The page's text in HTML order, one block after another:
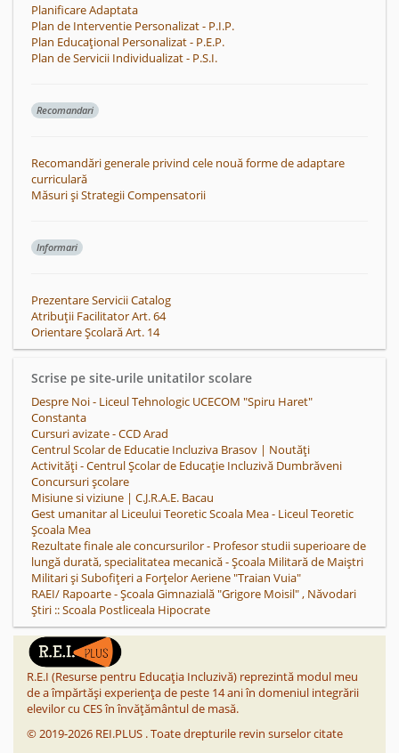
Planificare Adaptata
Plan de Interventie Personalizat - P.I.P.
Plan Educațional Personalizat - P.E.P.
Plan de Servicii Individualizat - P.S.I.
Recomandari
Recomandări generale privind cele nouă forme de adaptare
curriculară
Măsuri și Strategii Compensatorii
Informari
Prezentare Servicii Catalog
Atribuții Facilitator Art. 64
Orientare Școlară Art. 14
Scrise pe site-urile unitatilor scolare
Despre Noi - Liceul Tehnologic UCECOM "Spiru Haret"
Constanta
Cursuri avizate - CCD Arad
Centrul Scolar de Educatie Incluziva Brasov | Noutăţi
Activități - Centrul Școlar de Educație Incluzivă Dumbrăveni
Concursuri școlare
Misiune si viziune | C.J.R.A.E. Bacau
Gest umanitar al Liceului Teoretic Scoala Mea - Liceul Teoretic
Școala Mea
Rezultate finale ale concursurilor - Profesor studii superioare de
lungă durată, specialitatea mecanică - Școala Militară de Maiștri
Militari și Subofițeri a Forțelor Aeriene "Traian Vuia"
RAEI/ Rapoarte - Școala Gimnazială "Grigore Moisil" , Năvodari
Ştiri :: Scoala Postliceala Hipocrate
R.E.I (Resurse pentru Educația Incluzivă) reprezintă modul meu
de a împărtăși experiența de peste 14 ani în domeniul integrării
elevilor cu CES în învățământul de masă.
© 2019-2026 REI.PLUS .Toate drepturile revin surselor citate